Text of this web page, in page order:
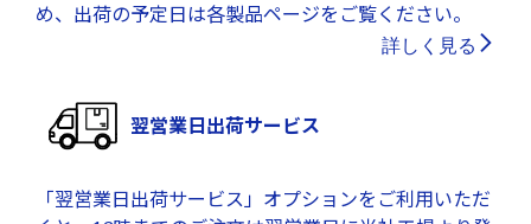
め、出荷の予定日は各製品ページをご覧ください。
詳しく見る
翌営業日出荷サービス
「翌営業日出荷サービス」オプションをご利用いただ